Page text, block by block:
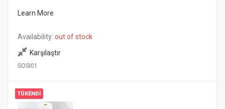
Learn More
Availability: out of stock
Karşılaştır
SOSI01
TÜKENDI